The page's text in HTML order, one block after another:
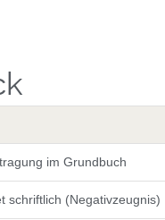
im Grundbuch
schriftlich (Negativzeugnis)